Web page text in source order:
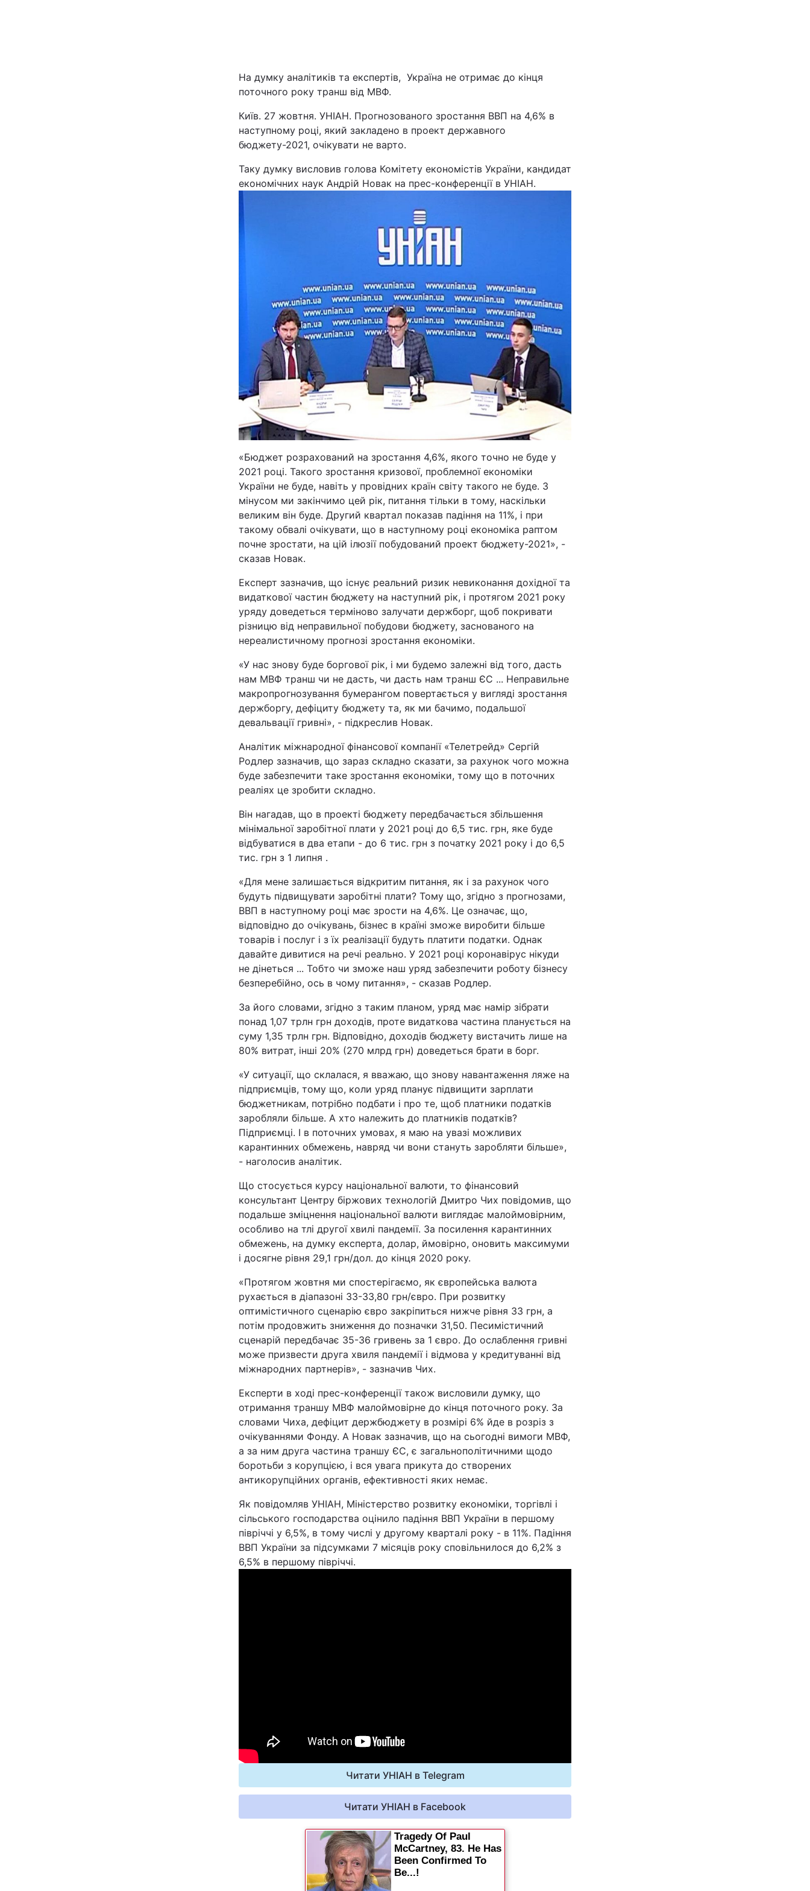
Світ
Львів
Харків
Наука
Інциденти
Туризм
Погода
Думки
Вакансії
Фотобанк
На думку аналітиків та експертів, Україна не отримає до кінця
поточного року транш від МВФ.
Київ. 27 жовтня. УНІАН. Прогнозованого зростання ВВП на 4,6% в
наступному році, який закладено в проект державного
бюджету-2021, очікувати не варто.
Таку думку висловив голова Комітету економістів України, кандидат
економічних наук Андрій Новак на прес-конференції в УНІАН.
«Бюджет розрахований на зростання 4,6%, якого точно не буде у
2021 році. Такого зростання кризової, проблемної економіки
України не буде, навіть у провідних країн світу такого не буде. З
мінусом ми закінчимо цей рік, питання тільки в тому, наскільки
великим він буде. Другий квартал показав падіння на 11%, і при
такому обвалі очікувати, що в наступному році економіка раптом
почне зростати, на цій ілюзії побудований проект бюджету-2021», -
сказав Новак.
Експерт зазначив, що існує реальний ризик невиконання дохідної та
видаткової частин бюджету на наступний рік, і протягом 2021 року
уряду доведеться терміново залучати держборг, щоб покривати
різницю від неправильної побудови бюджету, заснованого на
нереалистичному прогнозі зростання економіки.
«У нас знову буде боргової рік, і ми будемо залежні від того, дасть
нам МВФ транш чи не дасть, чи дасть нам транш ЄС ... Неправильне
макропрогнозування бумерангом повертається у вигляді зростання
держборгу, дефіциту бюджету та, як ми бачимо, подальшої
девальвації гривні», - підкреслив Новак.
Аналітик міжнародної фінансової компанії «Телетрейд» Сергій
Родлер зазначив, що зараз складно сказати, за рахунок чого можна
буде забезпечити таке зростання економіки, тому що в поточних
реаліях це зробити складно.
Він нагадав, що в проекті бюджету передбачається збільшення
мінімальної заробітної плати у 2021 році до 6,5 тис. грн, яке буде
відбуватися в два етапи - до 6 тис. грн з початку 2021 року і до 6,5
тис. грн з 1 липня .
«Для мене залишається відкритим питання, як і за рахунок чого
будуть підвищувати заробітні плати? Тому що, згідно з прогнозами,
ВВП в наступному році має зрости на 4,6%. Це означає, що,
відповідно до очікувань, бізнес в країні зможе виробити більше
товарів і послуг і з їх реалізації будуть платити податки. Однак
давайте дивитися на речі реально. У 2021 році коронавірус нікуди
не дінеться ... Тобто чи зможе наш уряд забезпечити роботу бізнесу
безперебійно, ось в чому питання», - сказав Родлер.
За його словами, згідно з таким планом, уряд має намір зібрати
понад 1,07 трлн грн доходів, проте видаткова частина планується на
суму 1,35 трлн грн. Відповідно, доходів бюджету вистачить лише на
80% витрат, інші 20% (270 млрд грн) доведеться брати в борг.
«У ситуації, що склалася, я вважаю, що знову навантаження ляже на
підприємців, тому що, коли уряд планує підвищити зарплати
бюджетникам, потрібно подбати і про те, щоб платники податків
заробляли більше. А хто належить до платників податків?
Підприємці. І в поточних умовах, я маю на увазі можливих
карантинних обмежень, навряд чи вони стануть заробляти більше»,
- наголосив аналітик.
Що стосується курсу національної валюти, то фінансовий
консультант Центру біржових технологій Дмитро Чих повідомив, що
подальше зміцнення національної валюти виглядає малоймовірним,
особливо на тлі другої хвилі пандемії. За посилення карантинних
обмежень, на думку експерта, долар, ймовірно, оновить максимуми
і досягне рівня 29,1 грн/дол. до кінця 2020 року.
«Протягом жовтня ми спостерігаємо, як європейська валюта
рухається в діапазоні 33-33,80 грн/євро. При розвитку
оптимістичного сценарію євро закріпиться нижче рівня 33 грн, а
потім продовжить зниження до позначки 31,50. Песимістичний
сценарій передбачає 35-36 гривень за 1 євро. До ослаблення гривні
може призвести друга хвиля пандемії і відмова у кредитуванні від
міжнародних партнерів», - зазначив Чих.
Експерти в ході прес-конференції також висловили думку, що
отримання траншу МВФ малоймовірне до кінця поточного року. За
словами Чиха, дефіцит держбюджету в розмірі 6% йде в розріз з
очікуваннями Фонду. А Новак зазначив, що на сьогодні вимоги МВФ,
а за ним друга частина траншу ЄС, є загальнополітичними щодо
боротьби з корупцією, і вся увага прикута до створених
антикорупційних органів, ефективності яких немає.
Як повідомляв УНІАН, Міністерство розвитку економіки, торгівлі і
сільського господарства оцінило падіння ВВП України в першому
півріччі у 6,5%, в тому числі у другому кварталі року - в 11%. Падіння
ВВП України за підсумками 7 місяців року сповільнилося до 6,2% з
6,5% в першому півріччі.
Читати УНІАН в Telegram
Читати УНІАН в Facebook